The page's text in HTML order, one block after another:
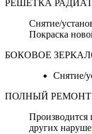
РЕШЕТКА
Снятие/
Покраска
БОКОВОЕ
Снятие/
ПОЛНЫЙ РЕМОНТ
других